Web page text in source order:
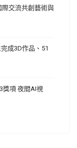
交流共創藝術與
成3D作品、51
獎項 夜間AI視